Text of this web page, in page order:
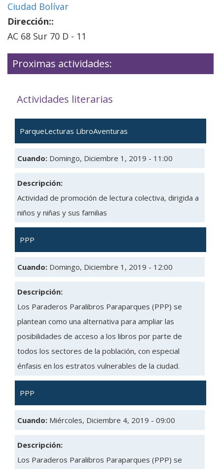
Ciudad Bolívar
Dirección::
AC 68 Sur 70 D - 11
Proximas actividades:
Actividades literarias
ParqueLecturas LibroAventuras
Cuando: Domingo, Diciembre 1, 2019 - 11:00
Descripción:
Actividad de promoción de lectura colectiva, dirigida a
niños y niñas y sus familias
PPP
Cuando: Domingo, Diciembre 1, 2019 - 12:00
Descripción:
Los Paraderos Paralibros Paraparques (PPP) se
plantean como una alternativa para ampliar las
posibilidades de acceso a los libros por parte de
todos los sectores de la población, con especial
énfasis en los estratos vulnerables de la ciudad.
PPP
Cuando: Miércoles, Diciembre 4, 2019 - 09:00
Descripción:
Los Paraderos Paralibros Paraparques (PPP) se